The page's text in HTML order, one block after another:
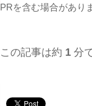
PRを含む場合があり
この記事は約 1 分